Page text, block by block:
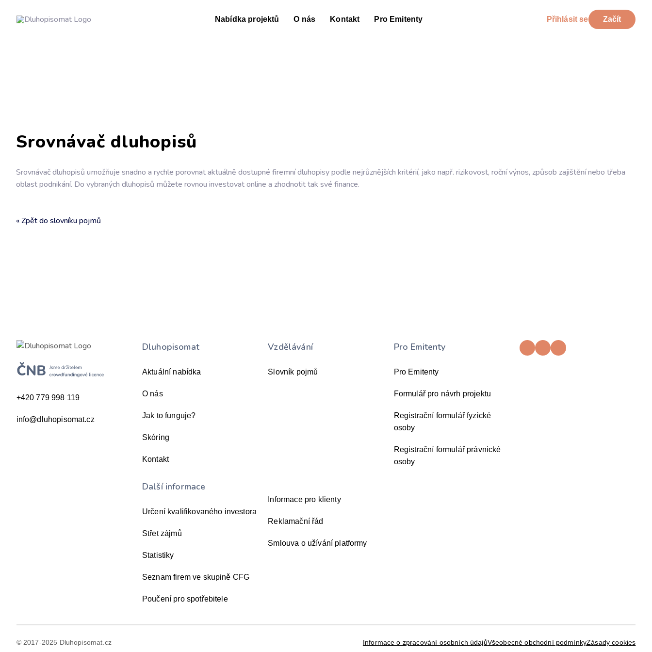
Nabídka projektů O nás Kontakt Pro Emitenty Přihlásit se Začít
Srovnávač dluhopisů
Srovnávač dluhopisů umožňuje snadno a rychle porovnat aktuálně dostupné firemní dluhopisypodle nejrůznějších kritérií, jako např. rizikovost, roční výnos, způsob zajištění nebo třeba
oblast podnikání. Do vybraných dluhopisů můžete rovnou investovat online a zhodnotit tak své finance.
« Zpět do slovníku pojmů
+420 779 998 119
info@dluhopisomat.cz
Dluhopisomat
Aktuální nabídka
O nás
Jak to funguje?
Skóring
Kontakt
Vzdělávání
Slovník pojmů
Pro Emitenty
Pro Emitenty
Formulář pro návrh projektu
Registrační formulář fyzické
osoby
Registrační formulář právnické
osoby
Další informace
Určení kvalifikovaného investora
Střet zájmů
Statistiky
Seznam firem ve skupině CFG
Poučení pro spotřebitele
Informace pro klienty
Reklamační řád
Smlouva o užívání platformy
© 2017-2025 Dluhopisomat.cz Informace o zpracování osobních údajůVšeobecné obchodní podmínkyZásady cookies